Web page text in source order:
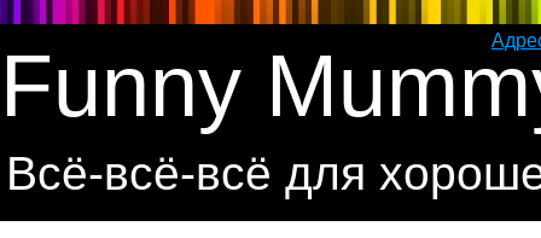
Funny
Всё-всё-всё для